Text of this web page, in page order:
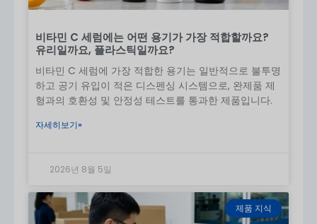
비타민 C 세럼에는 어떤 용기가 가장 적합할까요?
유리일까요, 플라스틱일까요?
비타민 C 세럼에 가장 적합한 용기는 일반적으로 불투명
하고 공기 유입이 적은 디스펜싱 시스템으로, 완제품 제
형과의 호환성 및 안정성 테스트를 통과한 제품입니다.
자세히보기»
2026년 8월 5일
제품 지식